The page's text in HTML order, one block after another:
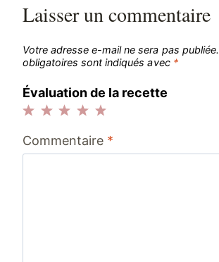
Laisser un commentaire
Votre adresse e-mail ne sera pas publiée.
obligatoires sont indiqués avec *
Évaluation de la recette
étoiles
étoiles
étoiles
étoiles
étoile
Commentaire *